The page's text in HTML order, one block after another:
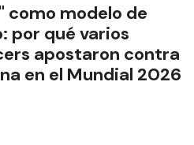
como modelo de
por qué varios
apostaron contra
en el Mundial 2026